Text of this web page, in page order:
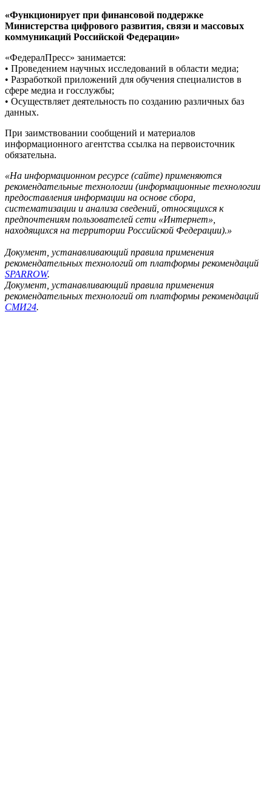
«Функционирует при финансовой поддержке
Министерства цифрового развития, связи и массовых
коммуникаций Российской Федерации»
«ФедералПресс» занимается:
• Проведением научных исследований в области медиа;
• Разработкой приложений для обучения специалистов в
сфере медиа и госслужбы;
• Осуществляет деятельность по созданию различных баз
данных.
При заимствовании сообщений и материалов
информационного агентства ссылка на первоисточник
обязательна.
«На информационном ресурсе (сайте) применяются
рекомендательные технологии (информационные технологии
предоставления информации на основе сбора,
систематизации и анализа сведений, относящихся к
предпочтениям пользователей сети «Интернет»,
находящихся на территории Российской Федерации).»
Документ, устанавливающий правила применения
рекомендательных технологий от платформы рекомендаций
SPARROW.
Документ, устанавливающий правила применения
рекомендательных технологий от платформы рекомендаций
СМИ24.